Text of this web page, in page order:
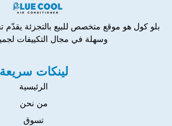
بلو كول هو موقع متخصص للبيع بالتجزئة
وسهلة في مجال التكييفات
لينكات سريعة
الرئيسية
من نحن
تسوق